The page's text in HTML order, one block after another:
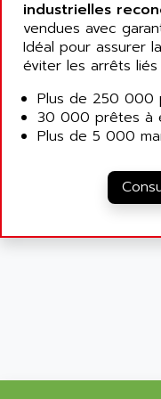
Kinetix 6000
MELSEC
ADVANTYS
ND
SIMOVERT P
2500M
TI 500
ARTLII
ARX
AS INFO
ASAHI
ASAHI
ASANTE
ASCOM
industrielles
vendues avec
Idéal pour assurer la
éviter les arrêts liés
Plus de 250 000
30 000 prêtes à
Plus de 5 000